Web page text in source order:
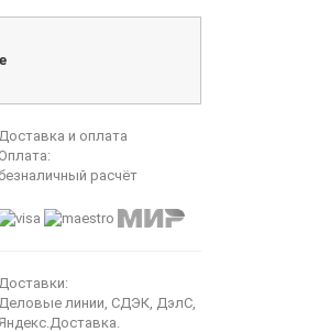
Доставка и оплата
Оплата:
безналичный расчёт
Доставки:
Деловые линии, СДЭК, ДэлС,
Яндекс.Доставка.